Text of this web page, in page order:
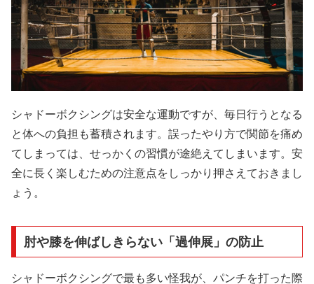
シャドーボクシングは安全な運動ですが、毎日行うとなる
と体への負担も蓄積されます。誤ったやり方で関節を痛め
てしまっては、せっかくの習慣が途絶えてしまいます。安
全に長く楽しむための注意点をしっかり押さえておきまし
ょう。
肘や膝を伸ばしきらない「過伸展」の防止
シャドーボクシングで最も多い怪我が、パンチを打った際